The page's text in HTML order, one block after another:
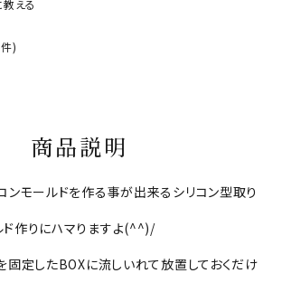
える
)
商品説明
ンモールドを作る事が出来るシリコン型取り
作りにハマりますよ(^^)/
固定したBOXに流しいれて放置しておくだけ